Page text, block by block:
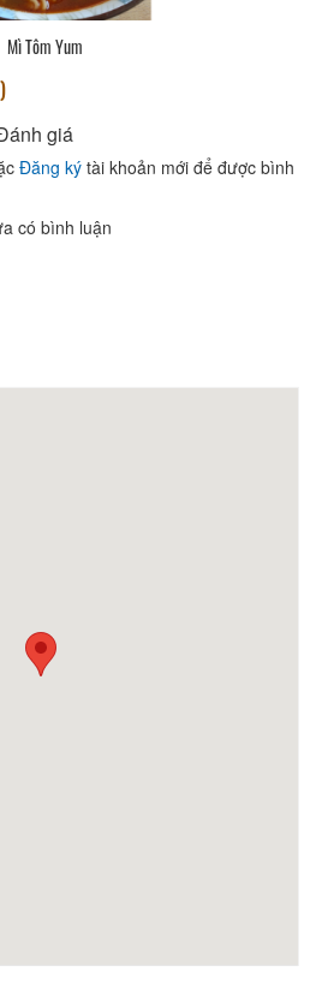
Mì Tôm Yum
)
giá
Đăng ký tài khoản mới để được bình
có bình luận